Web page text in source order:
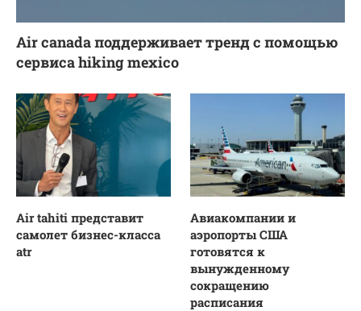
Air canada поддерживает тренд с помощью
сервиса hiking mexico
Air tahiti представит
самолет бизнес-класса
atr
Авиакомпании и
аэропорты США
готовятся к
вынужденному
сокращению
расписания